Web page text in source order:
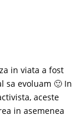
in viata a fost
evoluam 🙂 In
aceste
in asemenea